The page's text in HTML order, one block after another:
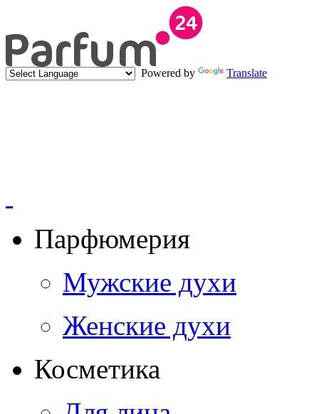
Powered by Translate
Парфюмерия
Мужские духи
Женские духи
Косметика